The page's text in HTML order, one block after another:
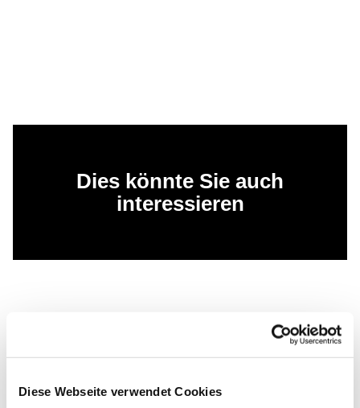
Diese Webseite verwendet Cookies
Dies könnte Sie auch
interessieren